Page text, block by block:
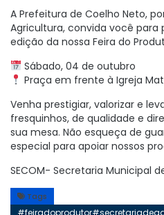
A Prefeitura de Coelho Neto,
Agricultura, convida você
edição da nossa Feira do
Sábado, 04 de outubro
Praça em frente à Igreja
Venha prestigiar, valorizar e
fresquinhos, de qualidade e
sua mesa. Não esqueça de
especial para apoiar nossos
SECOM- Secretaria Municipal
Tags